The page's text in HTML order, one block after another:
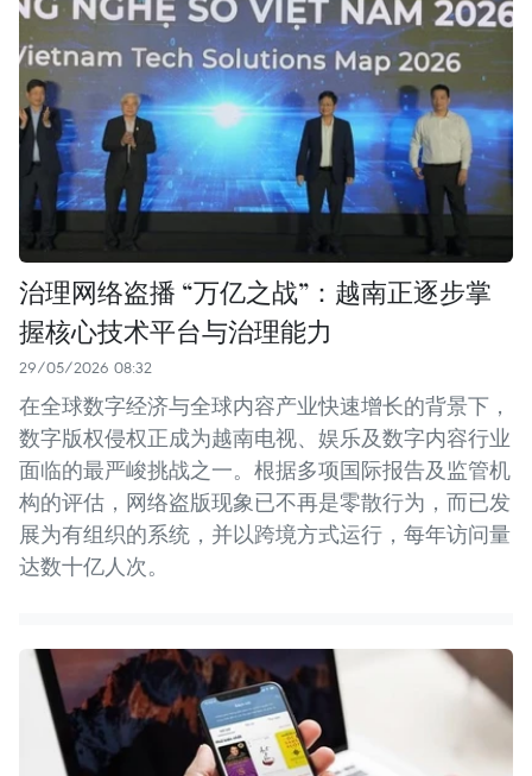
治理网络盗播 “万亿之战”：越南正逐步掌
握核心技术平台与治理能力
29/05/2026 08:32
在全球数字经济与全球内容产业快速增长的背景下，
数字版权侵权正成为越南电视、娱乐及数字内容行业
面临的最严峻挑战之一。根据多项国际报告及监管机
构的评估，网络盗版现象已不再是零散行为，而已发
展为有组织的系统，并以跨境方式运行，每年访问量
达数十亿人次。